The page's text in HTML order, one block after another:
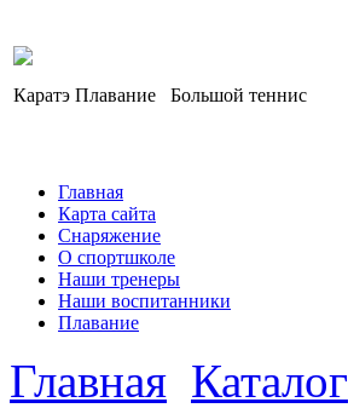
Каратэ Плавание Большой теннис
Главная
Карта сайта
Снаряжение
О спортшколе
Наши тренеры
Наши воспитанники
Плавание
Главная Каталог